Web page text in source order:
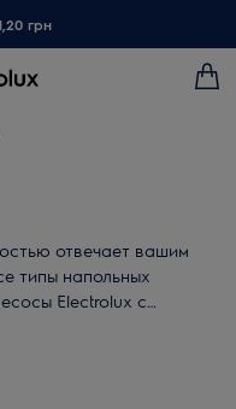
грн
отвечает вашим
типы напольных
Electrolux с
пылесборником и
отличное качество
фильтрации